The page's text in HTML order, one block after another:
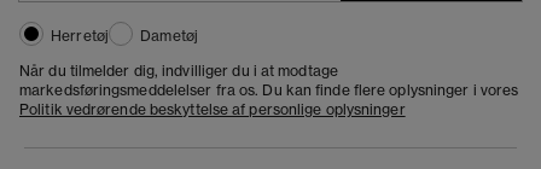
Herretøj
Dametøj
Når du tilmelder dig, indvilliger du i at modtage
markedsføringsmeddelelser fra os. Du kan finde flere oplysninger i vores
Politik vedrørende beskyttelse af personlige oplysninger